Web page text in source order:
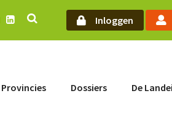
Inloggen
Provincies Dossiers De